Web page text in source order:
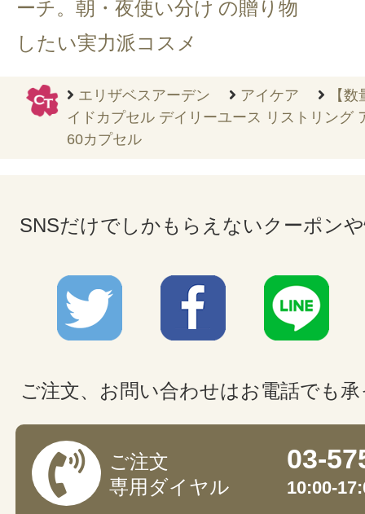
ーチ。朝・夜使い分け
したい実力派コスメ
の贈り物
エリザベスアーデン アイケア
【
イドカプセル デイリーユース リストリング
60カプセル
SNSだけでしかもらえないクーポン
ご注文、お問い合わせはお電話でも
ご注文
専用ダイヤル
03-
10:00-